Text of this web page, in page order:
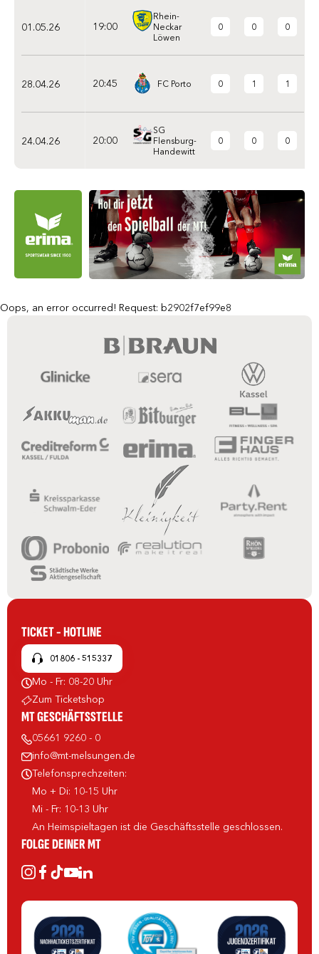
01.05.26 19:00
Rhein-
Neckar
Löwen
0 0 0
28.04.26 20:45 FC Porto 0 1 1
24.04.26 20:00
SG
Flensburg-
Handewitt
0 0 0
Oops, an error occurred! Request: b2902f7ef99e8
TICKET - HOTLINE
01806 - 515337
Mo - Fr: 08-20 Uhr
Zum Ticketshop
MT GESCHÄFTSSTELLE
05661 9260 - 0
info@mt-melsungen.de
Telefonsprechzeiten:
Mo + Di: 10-15 Uhr
Mi - Fr: 10-13 Uhr
An Heimspieltagen ist die Geschäftsstelle geschlossen.
FOLGE DEINER MT